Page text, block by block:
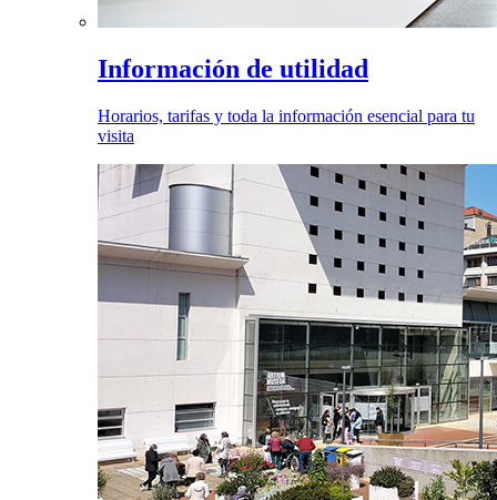
Información de utilidad
Horarios, tarifas y toda la información esencial para tu
visita